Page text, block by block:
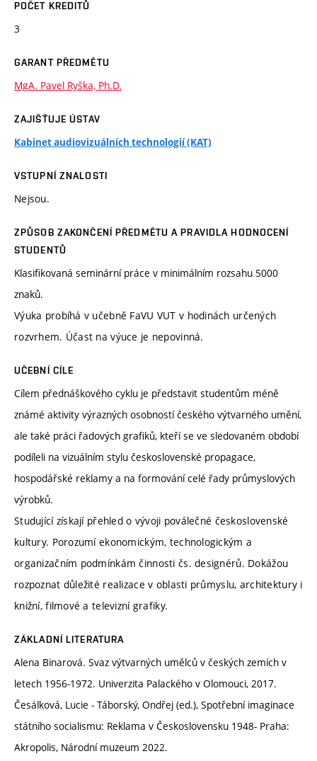
POČET KREDITŮ
3
GARANT PŘEDMĚTU
MgA. Pavel Ryška, Ph.D.
ZAJIŠŤUJE ÚSTAV
Kabinet audiovizuálních technologií (KAT)
VSTUPNÍ ZNALOSTI
Nejsou.
ZPŮSOB ZAKONČENÍ PŘEDMĚTU A PRAVIDLA HODNOCENÍ
STUDENTŮ
Klasifikovaná seminární práce v minimálním rozsahu 5000
znaků.
Výuka probíhá v učebně FaVU VUT v hodinách určených
rozvrhem. Účast na výuce je nepovinná.
UČEBNÍ CÍLE
Cílem přednáškového cyklu je představit studentům méně
známé aktivity výrazných osobností českého výtvarného umění,
ale také práci řadových grafiků, kteří se ve sledovaném období
podíleli na vizuálním stylu československé propagace,
hospodářské reklamy a na formování celé řady průmyslových
výrobků.
Studující získají přehled o vývoji poválečné československé
kultury. Porozumí ekonomickým, technologickým a
organizačním podmínkám činnosti čs. designérů. Dokážou
rozpoznat důležité realizace v oblasti průmyslu, architektury i
knižní, filmové a televizní grafiky.
ZÁKLADNÍ LITERATURA
Alena Binarová. Svaz výtvarných umělců v českých zemích v
letech 1956‒1972. Univerzita Palackého v Olomouci, 2017.
Česálková, Lucie ‒ Táborský, Ondřej (ed.), Spotřební imaginace
státního socialismu: Reklama v Československu 1948- Praha:
Akropolis, Národní muzeum 2022.